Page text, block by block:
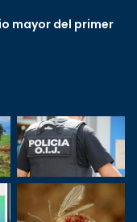
mayor del primer